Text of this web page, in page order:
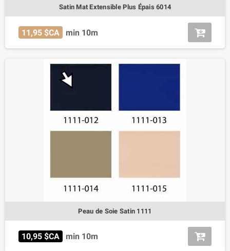
Satin Mat Extensible Plus Épais 6014
11,95 $CA min 10m
Peau de Soie Satin 1111
10,95 $CA min 10m